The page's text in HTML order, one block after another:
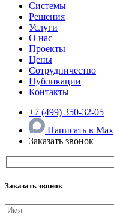
Системы
Решения
Услуги
О нас
Проекты
Цены
Сотрудничество
Публикации
Контакты
+7 (499) 350-32-05
Написать в Max
Заказать звонок
Заказать звонок